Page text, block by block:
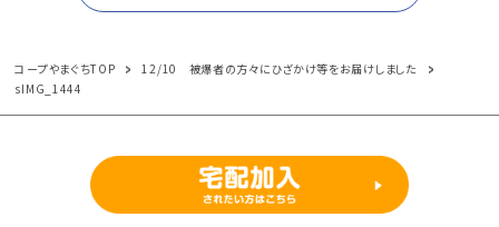
コープやまぐちTOP
12/10 被爆者の方々にひざかけ等をお届けしました
sIMG_1444